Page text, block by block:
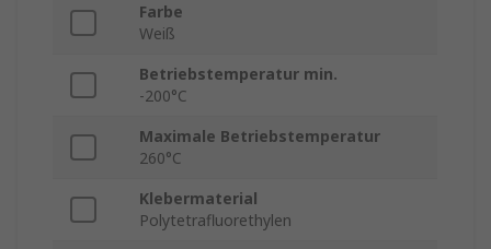
Farbe
Weiß
Betriebstemperatur min.
-200°C
Maximale Betriebstemperatur
260°C
Klebermaterial
Polytetrafluorethylen